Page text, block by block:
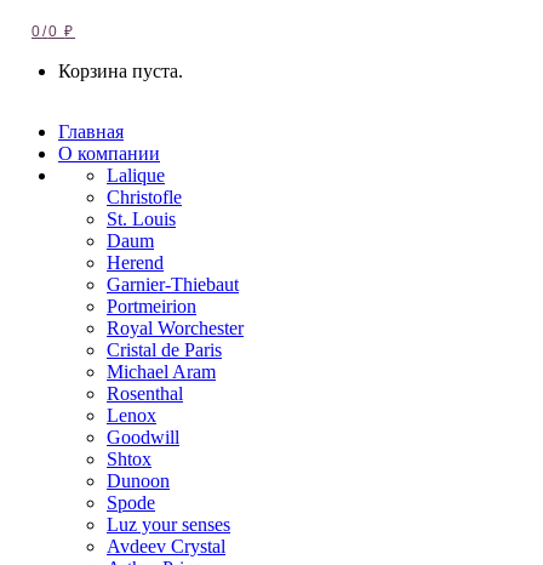
0/0₽
Корзина пуста.
Главная
О компании
Lalique
Christofle
St. Louis
Daum
Herend
Garnier-Thiebaut
Portmeirion
Royal Worchester
Cristal de Paris
Michael Aram
Rosenthal
Lenox
Goodwill
Shtox
Dunoon
Spode
Luz your senses
Avdeev Crystal